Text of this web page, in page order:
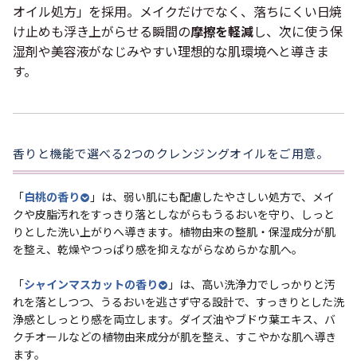
オイル処方」を採用。メイクだけでなく、落ちにくい日焼
け止めも浮き上がらせる瞬間の摩擦を軽減し、次に使う保
湿剤や美容液がなじみやすい理想的な肌環境へと導きま
す。
香りと機能で選べる2つのクレンジングオイルをご用意。
「白桃の香り
」は、弱い肌にも配慮したやさしい処方で、メイ
クや皮脂汚れをすっきり落としながらもうるおいを守り、しっと
りとした洗い上がりへ導きます。植物由来の整肌・保湿成分が肌
を整え、乾燥やつっぱり感を抑えながらなめらかな肌へ。
「シャインマスカットの香り
」は、高い洗浄力でしっかりと汚
れを落としつつ、うるおいを逃さず守る設計で、すっきりとした洗
浄感としっとり感を両立します。ダイズ油やブドウ葉エキス、バ
クチオールなどの植物由来成分が肌を整え、すこやかな肌へ導き
ます。